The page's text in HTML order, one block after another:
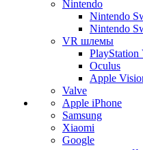
Nintendo
Nintendo
Nintendo
VR шлемы
PlayStation
Oculus
Apple
Valve
Apple iPhone
Samsung
Xiaomi
Google